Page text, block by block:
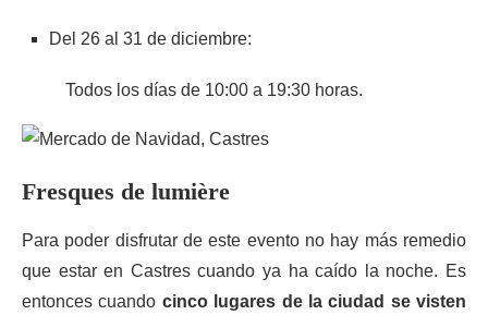
Del 26 al 31 de diciembre:
Todos los días de 10:00 a 19:30 horas.
Fresques de lumière
Para poder disfrutar de este evento no hay más remedio
que estar en Castres cuando ya ha caído la noche. Es
entonces cuando cinco lugares de la ciudad se visten